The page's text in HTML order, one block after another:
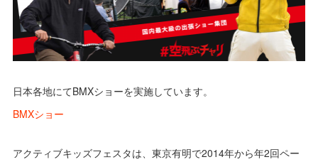
日本各地にてBMXショーを実施しています。
BMXショー
アクティブキッズフェスタは、東京有明で2014年から年2回ペー